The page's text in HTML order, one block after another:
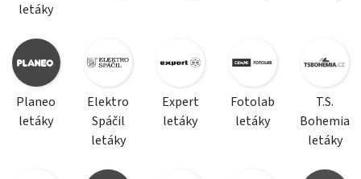
letáky
Planeo
letáky
Elektro
Spáčil
letáky
Expert
letáky
Fotolab
letáky
T.S.
Bohemia
letáky